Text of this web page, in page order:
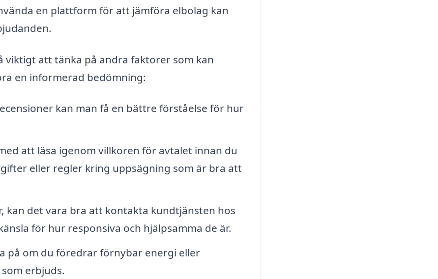
en plattform för att jämföra elbolag kan
viktigt att tänka på andra faktorer som kan
en informerad bedömning:
kan man få en bättre förståelse för hur
att läsa igenom villkoren för avtalet innan du
eller regler kring uppsägning som är bra att
kan det vara bra att kontakta kundtjänsten hos
för hur responsiva och hjälpsamma de är.
på om du föredrar förnybar energi eller
erbjuds.